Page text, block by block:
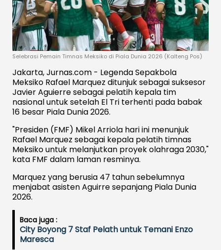
Selebrasi Pemain Timnas Meksiko di Piala Dunia 2026 (Kalteng Pos)
Jakarta, Jurnas.com - Legenda Sepakbola
Meksiko Rafael Marquez ditunjuk sebagai suksesor
Javier Aguierre sebagai pelatih kepala tim
nasional untuk setelah El Tri terhenti pada babak
16 besar Piala Dunia 2026.
"Presiden (FMF) Mikel Arriola hari ini menunjuk
Rafael Marquez sebagai kepala pelatih timnas
Meksiko untuk melanjutkan proyek olahraga 2030,"
kata FMF dalam laman resminya.
Marquez yang berusia 47 tahun sebelumnya
menjabat asisten Aguirre sepanjang Piala Dunia
2026.
Baca juga :
City Boyong 7 Staf Pelath untuk Temani Enzo
Maresca